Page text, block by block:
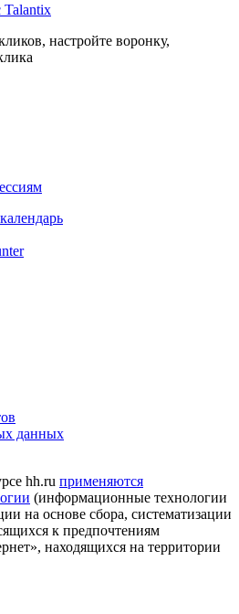
Talantix
настройте воронку,
данных
hh.ru применяются
(информационные технологии
на основе сбора, систематизации
к предпочтениям
находящихся на территории